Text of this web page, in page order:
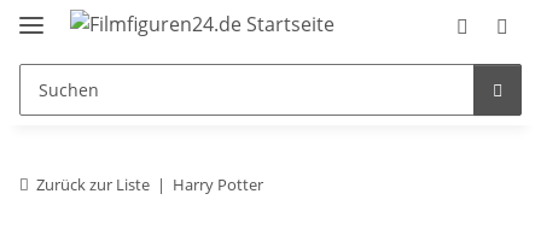
Zurück zur Liste Harry Potter